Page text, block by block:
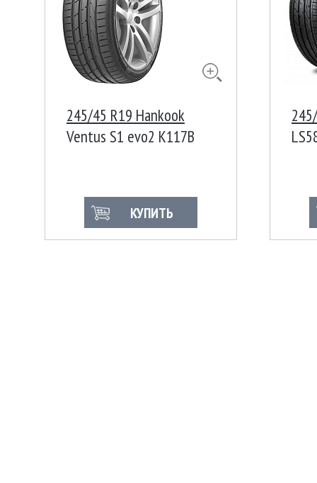
245/45 R19 Hankook
Ventus S1 evo2 K117B
КУПИТЬ